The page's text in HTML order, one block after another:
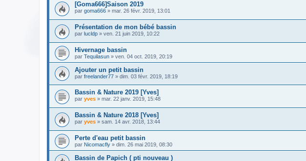
[Goma666]Saison 2019
par goma666 » mar. 26 févr. 2019, 13:01
Présentation de mon bébé bassin
par lucldp » ven. 21 juin 2019, 10:22
Hivernage bassin
par Tequilasun » ven. 04 oct. 2019, 20:19
Ajouter un petit bassin
par freelander77 » dim. 03 févr. 2019, 18:19
Bassin & Nature 2019 [Yves]
par yves » mar. 22 janv. 2019, 15:48
Bassin & Nature 2018 [Yves]
par yves » sam. 14 avr. 2018, 13:44
Perte d'eau petit bassin
par Nicomacfly » dim. 26 mai 2019, 08:30
Bassin de Papich ( pti nouveau )